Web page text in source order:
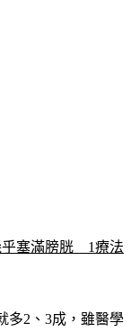
塞滿膀胱　1療法
多2、3成，雖醫學